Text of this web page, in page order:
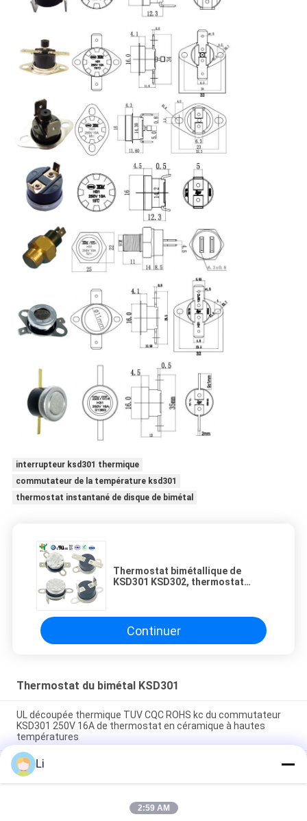
interrupteur ksd301 thermique
commutateur de la température ksd301
thermostat instantané de disque de bimétal
Thermostat bimétallique de
KSD301 KSD302, thermostat
Continuer
Thermostat du bimétal KSD301
UL découpée thermique TUV CQC ROHS kc du commutateur
KSD301 250V 16A de thermostat en céramique à hautes
températures
Thermostats instantanés d'action de disque bimétallique,
commutateur de commande limité de basse température
H31 250V 10 13C
Le type instantané puissance bimétallique d'action à C.A.
Li
2:59 AM